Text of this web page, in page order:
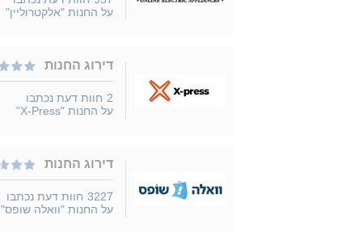
על החנות "אלקטרוליין"
דירוג החנות
2 חוות דעת נכתבו
על החנות "X-Press"
דירוג החנות
3227 חוות דעת נכתבו
על החנות "וואלה שופס"